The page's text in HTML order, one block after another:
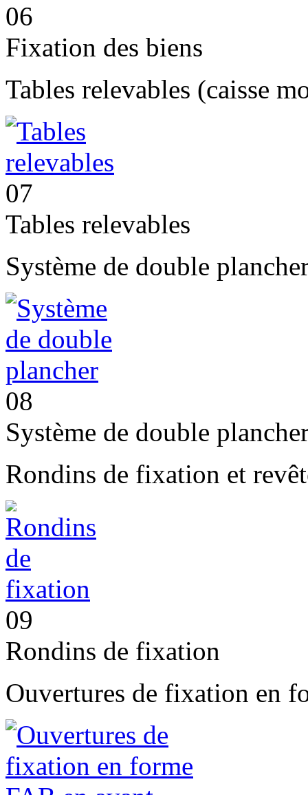
06
Fixation des biens
Tables relevables (caisse
07
Tables relevables
Système de double
08
Système de double
Rondins de fixation et
09
Rondins de fixation
Ouvertures de fixation en